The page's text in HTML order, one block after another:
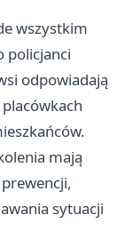
wszystkim
policjanci
odpowiadają
mają
sytuacji